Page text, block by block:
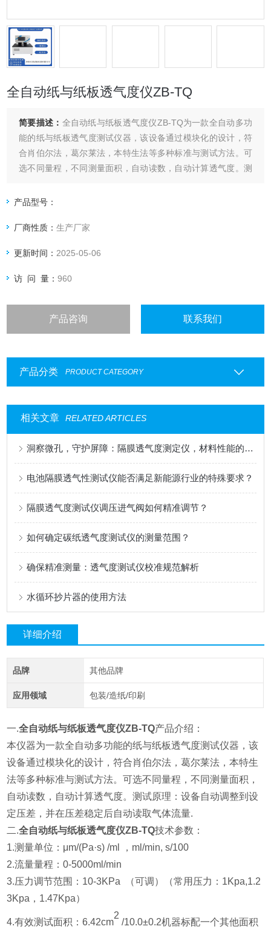
全自动纸与纸板透气度仪ZB-TQ
简要描述： 全自动纸与纸板透气度仪ZB-TQ为一款全自动多功
能的纸与纸板透气度测试仪器，该设备通过模块化的设计，符
合肖伯尔法，葛尔莱法，本特生法等多种标准与测试方法。可
选不同量程，不同测量面积，自动读数，自动计算透气度。测
气体流量.
产品型号：
厂商性质：生产厂家
更新时间： 2025-05-06
访 问 量：960
产品咨询 联系我们
产品分类 PRODUCT CATEGORY
相关文章 RELATED ARTICLES
洞察微孔，守护屏障：隔膜透气度测定仪，材料性能的精密标尺
电池隔膜透气性测试仪能否满足新能源行业的特殊要求？
隔膜透气度测试仪调压进气阀如何精准调节？
如何确定碳纸透气度测试仪的测量范围？
确保精准测量：透气度测试仪校准规范解析
水循环抄片器的使用方法
详细介绍
品牌 其他品牌
应用领域 包装/造纸/印刷
一.全自动纸与纸板透气度仪ZB-TQ产品介绍：
本仪器为一款全自动多功能的纸与纸板透气度测试仪器，该
设备通过模块化的设计，符合肖伯尔法，葛尔莱法，本特生
法等多种标准与测试方法。可选不同量程，不同测量面积，
自动读数，自动计算透气度。测试原理：设备自动调整到设
定压差，并在压差稳定后自动读取气体流量.
二.全自动纸与纸板透气度仪ZB-TQ技术参数：
1.测量单位：μm/(Pa·s) /ml ，ml/min, s/100
2.流量量程：0-5000ml/min
3.压力调节范围：10-3KPa （可调）（常用压力：1Kpa,1.2
3Kpa，1.47Kpa）
4.有效测试面积：6.42cm
2
/10.0±0.2机器标配一个其他面积